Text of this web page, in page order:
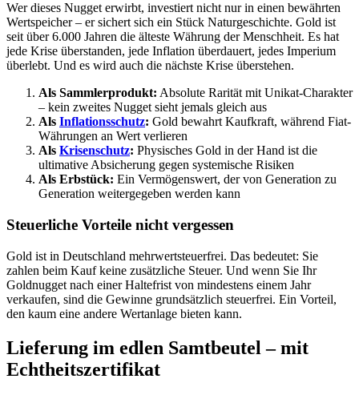
Wer dieses Nugget erwirbt, investiert nicht nur in einen bewährten
Wertspeicher – er sichert sich ein Stück Naturgeschichte. Gold ist
seit über 6.000 Jahren die älteste Währung der Menschheit. Es hat
jede Krise überstanden, jede Inflation überdauert, jedes Imperium
überlebt. Und es wird auch die nächste Krise überstehen.
Als Sammlerprodukt: Absolute Rarität mit Unikat-Charakter
– kein zweites Nugget sieht jemals gleich aus
Als Inflationsschutz: Gold bewahrt Kaufkraft, während Fiat-
Währungen an Wert verlieren
Als Krisenschutz: Physisches Gold in der Hand ist die
ultimative Absicherung gegen systemische Risiken
Als Erbstück: Ein Vermögenswert, der von Generation zu
Generation weitergegeben werden kann
Steuerliche Vorteile nicht vergessen
Gold ist in Deutschland mehrwertsteuerfrei. Das bedeutet: Sie
zahlen beim Kauf keine zusätzliche Steuer. Und wenn Sie Ihr
Goldnugget nach einer Haltefrist von mindestens einem Jahr
verkaufen, sind die Gewinne grundsätzlich steuerfrei. Ein Vorteil,
den kaum eine andere Wertanlage bieten kann.
Lieferung im edlen Samtbeutel – mit
Echtheitszertifikat